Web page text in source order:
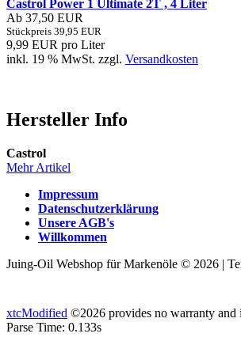
Castrol Power 1 Ultimate 2T , 4 Liter
Ab 37,50 EUR
Stückpreis 39,95 EUR
9,99 EUR pro Liter
inkl. 19 % MwSt. zzgl. Versandkosten
Hersteller Info
Castrol
Mehr Artikel
Impressum
Datenschutzerklärung
Unsere AGB's
Willkommen
Juing-Oil Webshop für Markenöle © 2026 |
xtcModified ©2026 provides no warranty and
Parse Time: 0.133s